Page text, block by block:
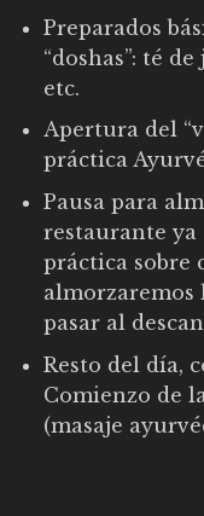
Preparados
“doshas”: té
etc.
Apertura del
práctica
Pausa para
restaurante ya
práctica sobre
almorzaremos
pasar al
Resto del día,
Comienzo de
(masaje